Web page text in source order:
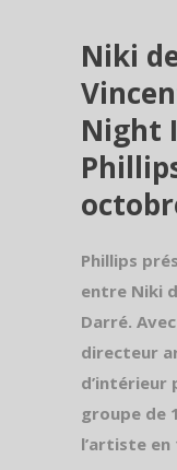
Niki
Night
Phillips
entre Niki
Darré. Avec
directeur
d’intérieur
groupe de
l’artiste en